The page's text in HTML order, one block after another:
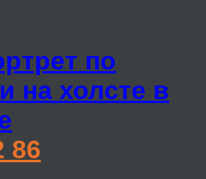
по
на холсте в
86